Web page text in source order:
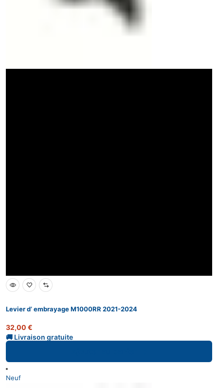
Levier d’ embrayage M1000RR 2021-2024
32,00 €
Neuf